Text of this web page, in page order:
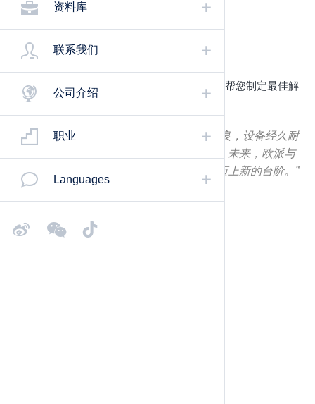
量身定制的家具生产
从单机设备到生产组，再到生产连线——我们帮您制定最佳解
决方案，确保您的持续成功。
“总结来讲，豪迈设备做出来的产品工艺精良，设备经久耐
用且性价比高，比起国内的设备都要划算。未来，欧派与
豪迈将继续达成共识，助推定制家居行业迈上新的台阶。”
- 姚良松 欧派集团董事长
入门级无人工厂方案
资料库
联系我们
公司介绍
职业
Languages